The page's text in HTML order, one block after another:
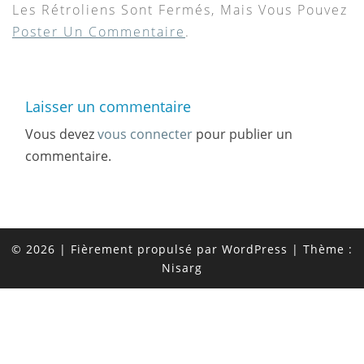
Les Rétroliens Sont Fermés, Mais Vous Pouvez
Poster Un Commentaire.
Laisser un commentaire
Vous devezvous connecter pour publier un
commentaire.
© 2026 | Fièrement propulsé par WordPress | Thème :
Nisarg